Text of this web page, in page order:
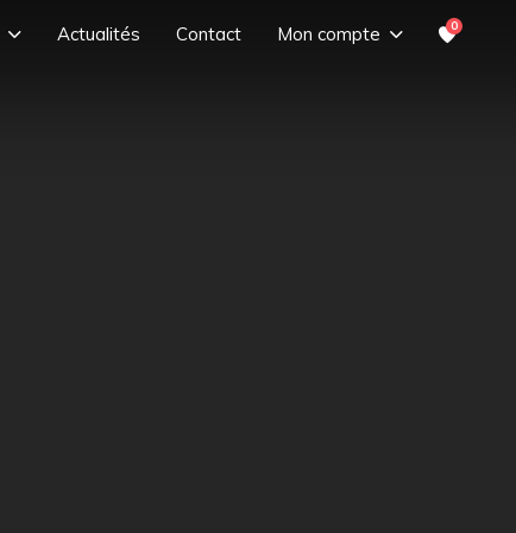
Actualités Contact Mon compte 0